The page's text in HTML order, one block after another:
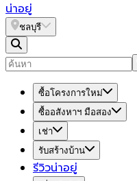
น่าอยู่
ชลบุรี
ซื้อโครงการใหม่
ซื้ออสังหาฯ มือสอง
เช่า
รับสร้างบ้าน
รีวิวน่าอยู่